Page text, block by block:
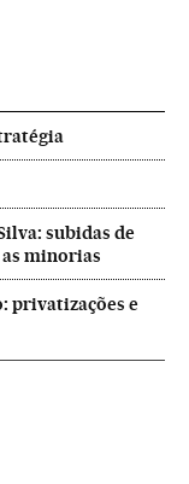
subidas de
minorias
privatizações e